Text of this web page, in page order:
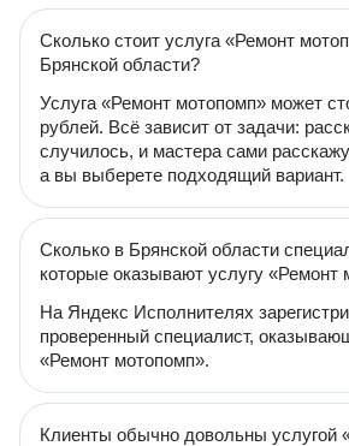
Сколько стоит услуга «Ремонт
Брянской области?
Услуга «Ремонт мотопомп» может
рублей. Всё зависит от задачи:
случилось, и мастера сами
а вы выберете подходящий вариант.
Сколько в Брянской области
которые оказывают услугу «Ремонт
На Яндекс Исполнителях
проверенный специалист,
«Ремонт мотопомп».
Клиенты обычно довольны услугой